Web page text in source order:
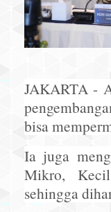
JAKARTA -
bisa
Ia juga
Mikro,
sehingga